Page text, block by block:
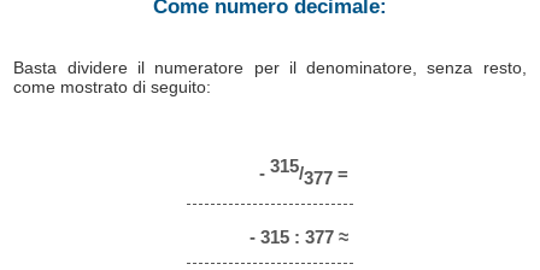
Come numero decimale:
Basta dividere il numeratore per il denominatore, senza resto,
come mostrato di seguito:
- 315/377=
- 315 : 377 ≈